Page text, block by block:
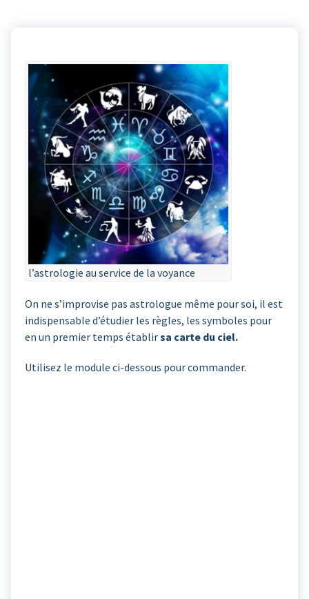
l’astrologie au service de la voyance
On ne s’improvise pas astrologue même pour soi, il est
indispensable d’étudier les règles, les symboles pour
en un premier temps établirsa carte du ciel.
Utilisez le module ci-dessous pour commander.